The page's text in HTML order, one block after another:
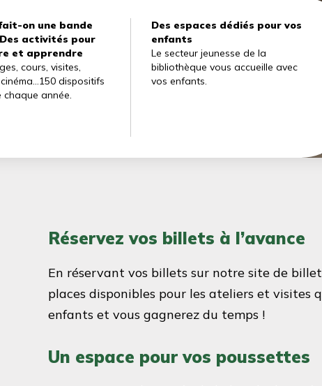
on une bande
activités pour
et apprendre
cours, visites,
dispositifs
chaque année.
Des espaces dédiés pour vos
enfants
Le secteur jeunesse de la
bibliothèque vous accueille avec
vos enfants.
Réservez vos billets à l’avance
En réservant vos billets sur notre site de
places disponibles pour les ateliers et visites
enfants et vous gagnerez du temps !
Un espace pour vos poussettes